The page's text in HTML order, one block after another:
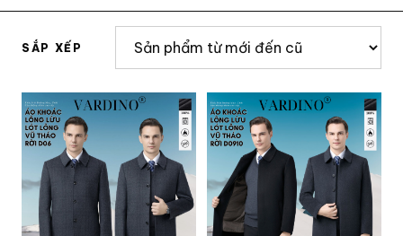
SẮP XẾP